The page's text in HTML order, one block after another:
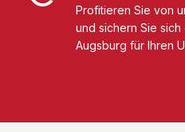
Profitieren Sie von
und sichern Sie
Augsburg für Ihren